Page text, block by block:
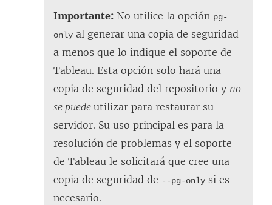
Importante: No utilice la opción pg-
only al generar una copia de seguridad
a menos que lo indique el soporte de
Tableau. Esta opción solo hará una
copia de seguridad del repositorio y no
se puede utilizar para restaurar su
servidor. Su uso principal es para la
resolución de problemas y el soporte
de Tableau le solicitará que cree una
copia de seguridad de --pg-only si es
necesario.